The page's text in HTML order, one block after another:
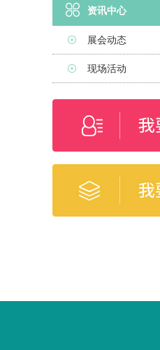
资讯中心
展会动态
现场活动